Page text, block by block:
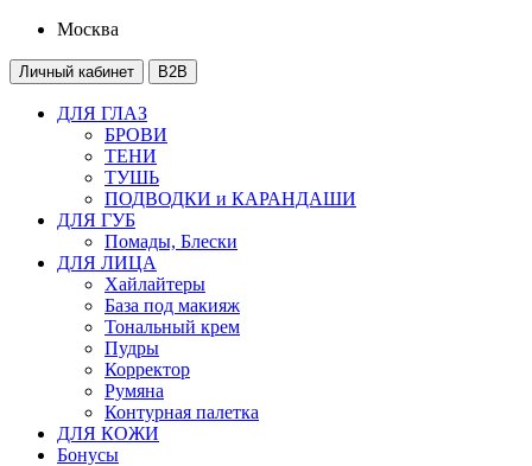
Москва
Личный кабинет B2B
ДЛЯ ГЛАЗ
БРОВИ
ТЕНИ
ТУШЬ
ПОДВОДКИ и КАРАНДАШИ
ДЛЯ ГУБ
Помады, Блески
ДЛЯ ЛИЦА
Хайлайтеры
База под макияж
Тональный крем
Пудры
Корректор
Румяна
Контурная палетка
ДЛЯ КОЖИ
Бонусы